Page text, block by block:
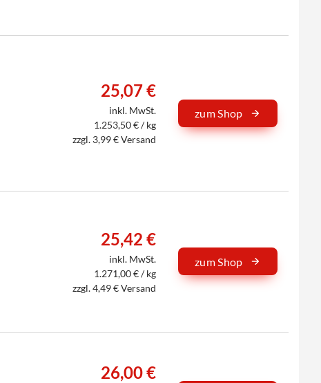
25,07 €
inkl. MwSt.
1.253,50 € / kg
zzgl. 3,99 € Versand
zum Shop
25,42 €
inkl. MwSt.
1.271,00 € / kg
zzgl. 4,49 € Versand
zum Shop
26,00 €